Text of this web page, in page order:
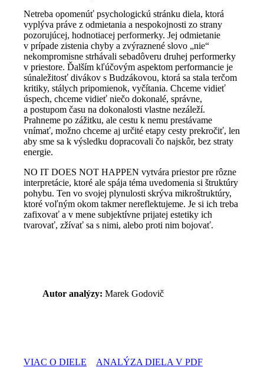
Netreba opomenúť psychologickú stránku diela, ktorá
vyplýva práve z odmietania a nespokojnosti zo strany
pozorujúcej, hodnotiacej performerky. Jej odmietanie
v prípade zistenia chyby a zvýraznené slovo „nie“
nekompromisne strhávali sebadôveru druhej performerky
v priestore. Ďalším kľúčovým aspektom performancie je
súnaležitosť divákov s Budzákovou, ktorá sa stala terčom
kritiky, stálych pripomienok, vyčítania. Chceme vidieť
úspech, chceme vidieť niečo dokonalé, správne,
a postupom času na dokonalosti vlastne nezáleží.
Prahneme po zážitku, ale cestu k nemu prestávame
vnímať, možno chceme aj určité etapy cesty prekročiť, len
aby sme sa k výsledku dopracovali čo najskôr, bez straty
energie.
NO IT DOES NOT HAPPEN vytvára priestor pre rôzne
interpretácie, ktoré ale spája téma uvedomenia si štruktúry
pohybu. Ten vo svojej plynulosti skrýva mikroštruktúry,
ktoré voľným okom takmer nereflektujeme. Je si ich treba
zafixovať a v mene subjektívne prijatej estetiky ich
tvarovať, zžívať sa s nimi, alebo proti nim bojovať.
Autor analýzy: Marek Godovič
VIAC O DIELE ANALÝZA DIELA V PDF